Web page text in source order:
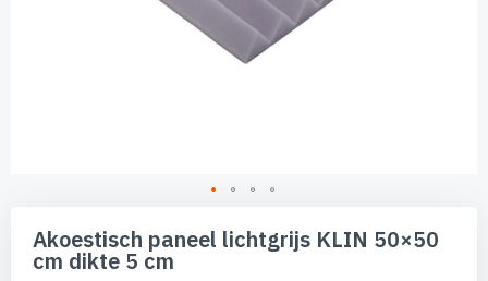
naar
begin
Akoestisch paneel lichtgrijs KLIN 50×50
cm dikte 5 cm